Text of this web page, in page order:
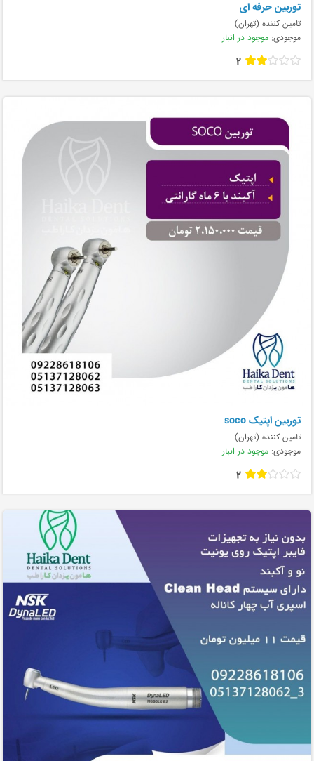
توربین حرفه ای
تامین کننده (تهران)
موجودی: موجود در انبار
2
توربین اپتیک soco
تامین کننده (تهران)
موجودی: موجود در انبار
2